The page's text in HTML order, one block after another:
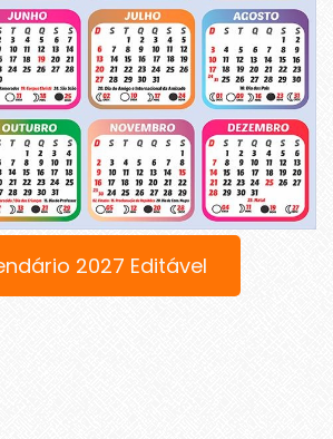
2027 Editável